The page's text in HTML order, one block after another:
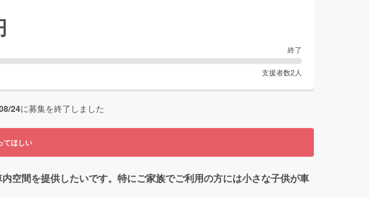
終了
支援者数2 人
24に募集を終了しました
てほしい
空間を提供したいです。特にご家族でご利用の方には小さな子供が車